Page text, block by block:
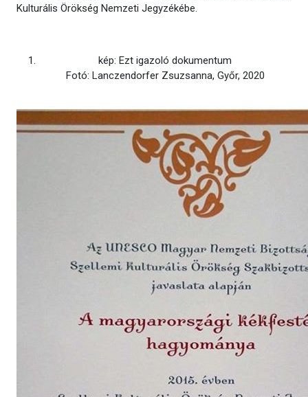
Kulturális Örökség Nemzeti Jegyzékébe.
kép: Ezt igazoló dokumentum
Fotó: Lanczendorfer Zsuzsanna, Győr, 2020